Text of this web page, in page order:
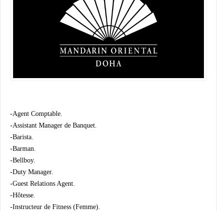
-Agent Comptable.
-Assistant Manager de Banquet.
-Barista.
-Barman.
-Bellboy.
-Duty Manager.
-Guest Relations Agent.
-Hôtesse.
-Instructeur de Fitness (Femme).